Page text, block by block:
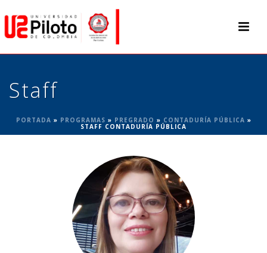
Staff
PORTADA » PROGRAMAS » PREGRADO » CONTADURÍA PÚBLICA »
STAFF CONTADURÍA PÚBLICA